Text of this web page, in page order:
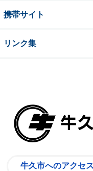
携帯サイト
リンク集
牛久市へのアクセス